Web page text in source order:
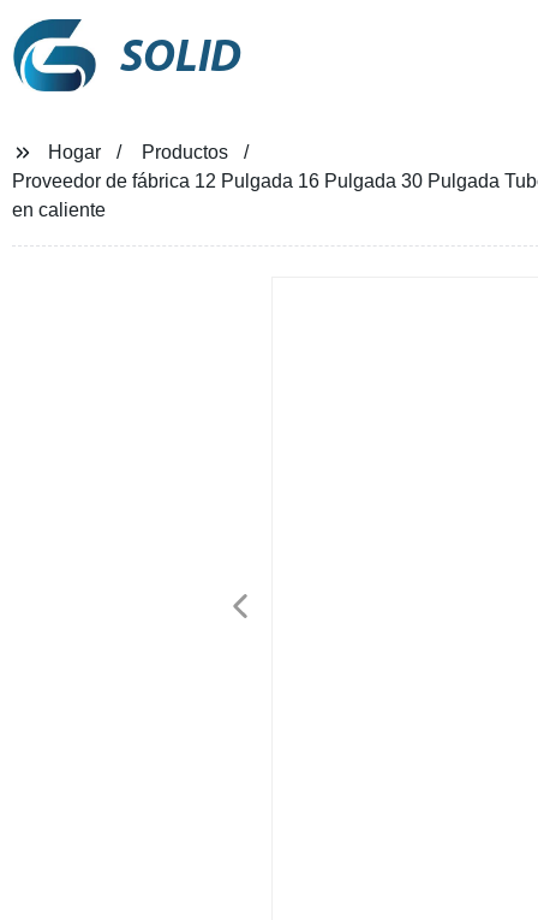
SOLID
Hogar
Productos
Proveedor de fábrica 12 Pulgada 16 Pulgada 30 Pulgada
en caliente